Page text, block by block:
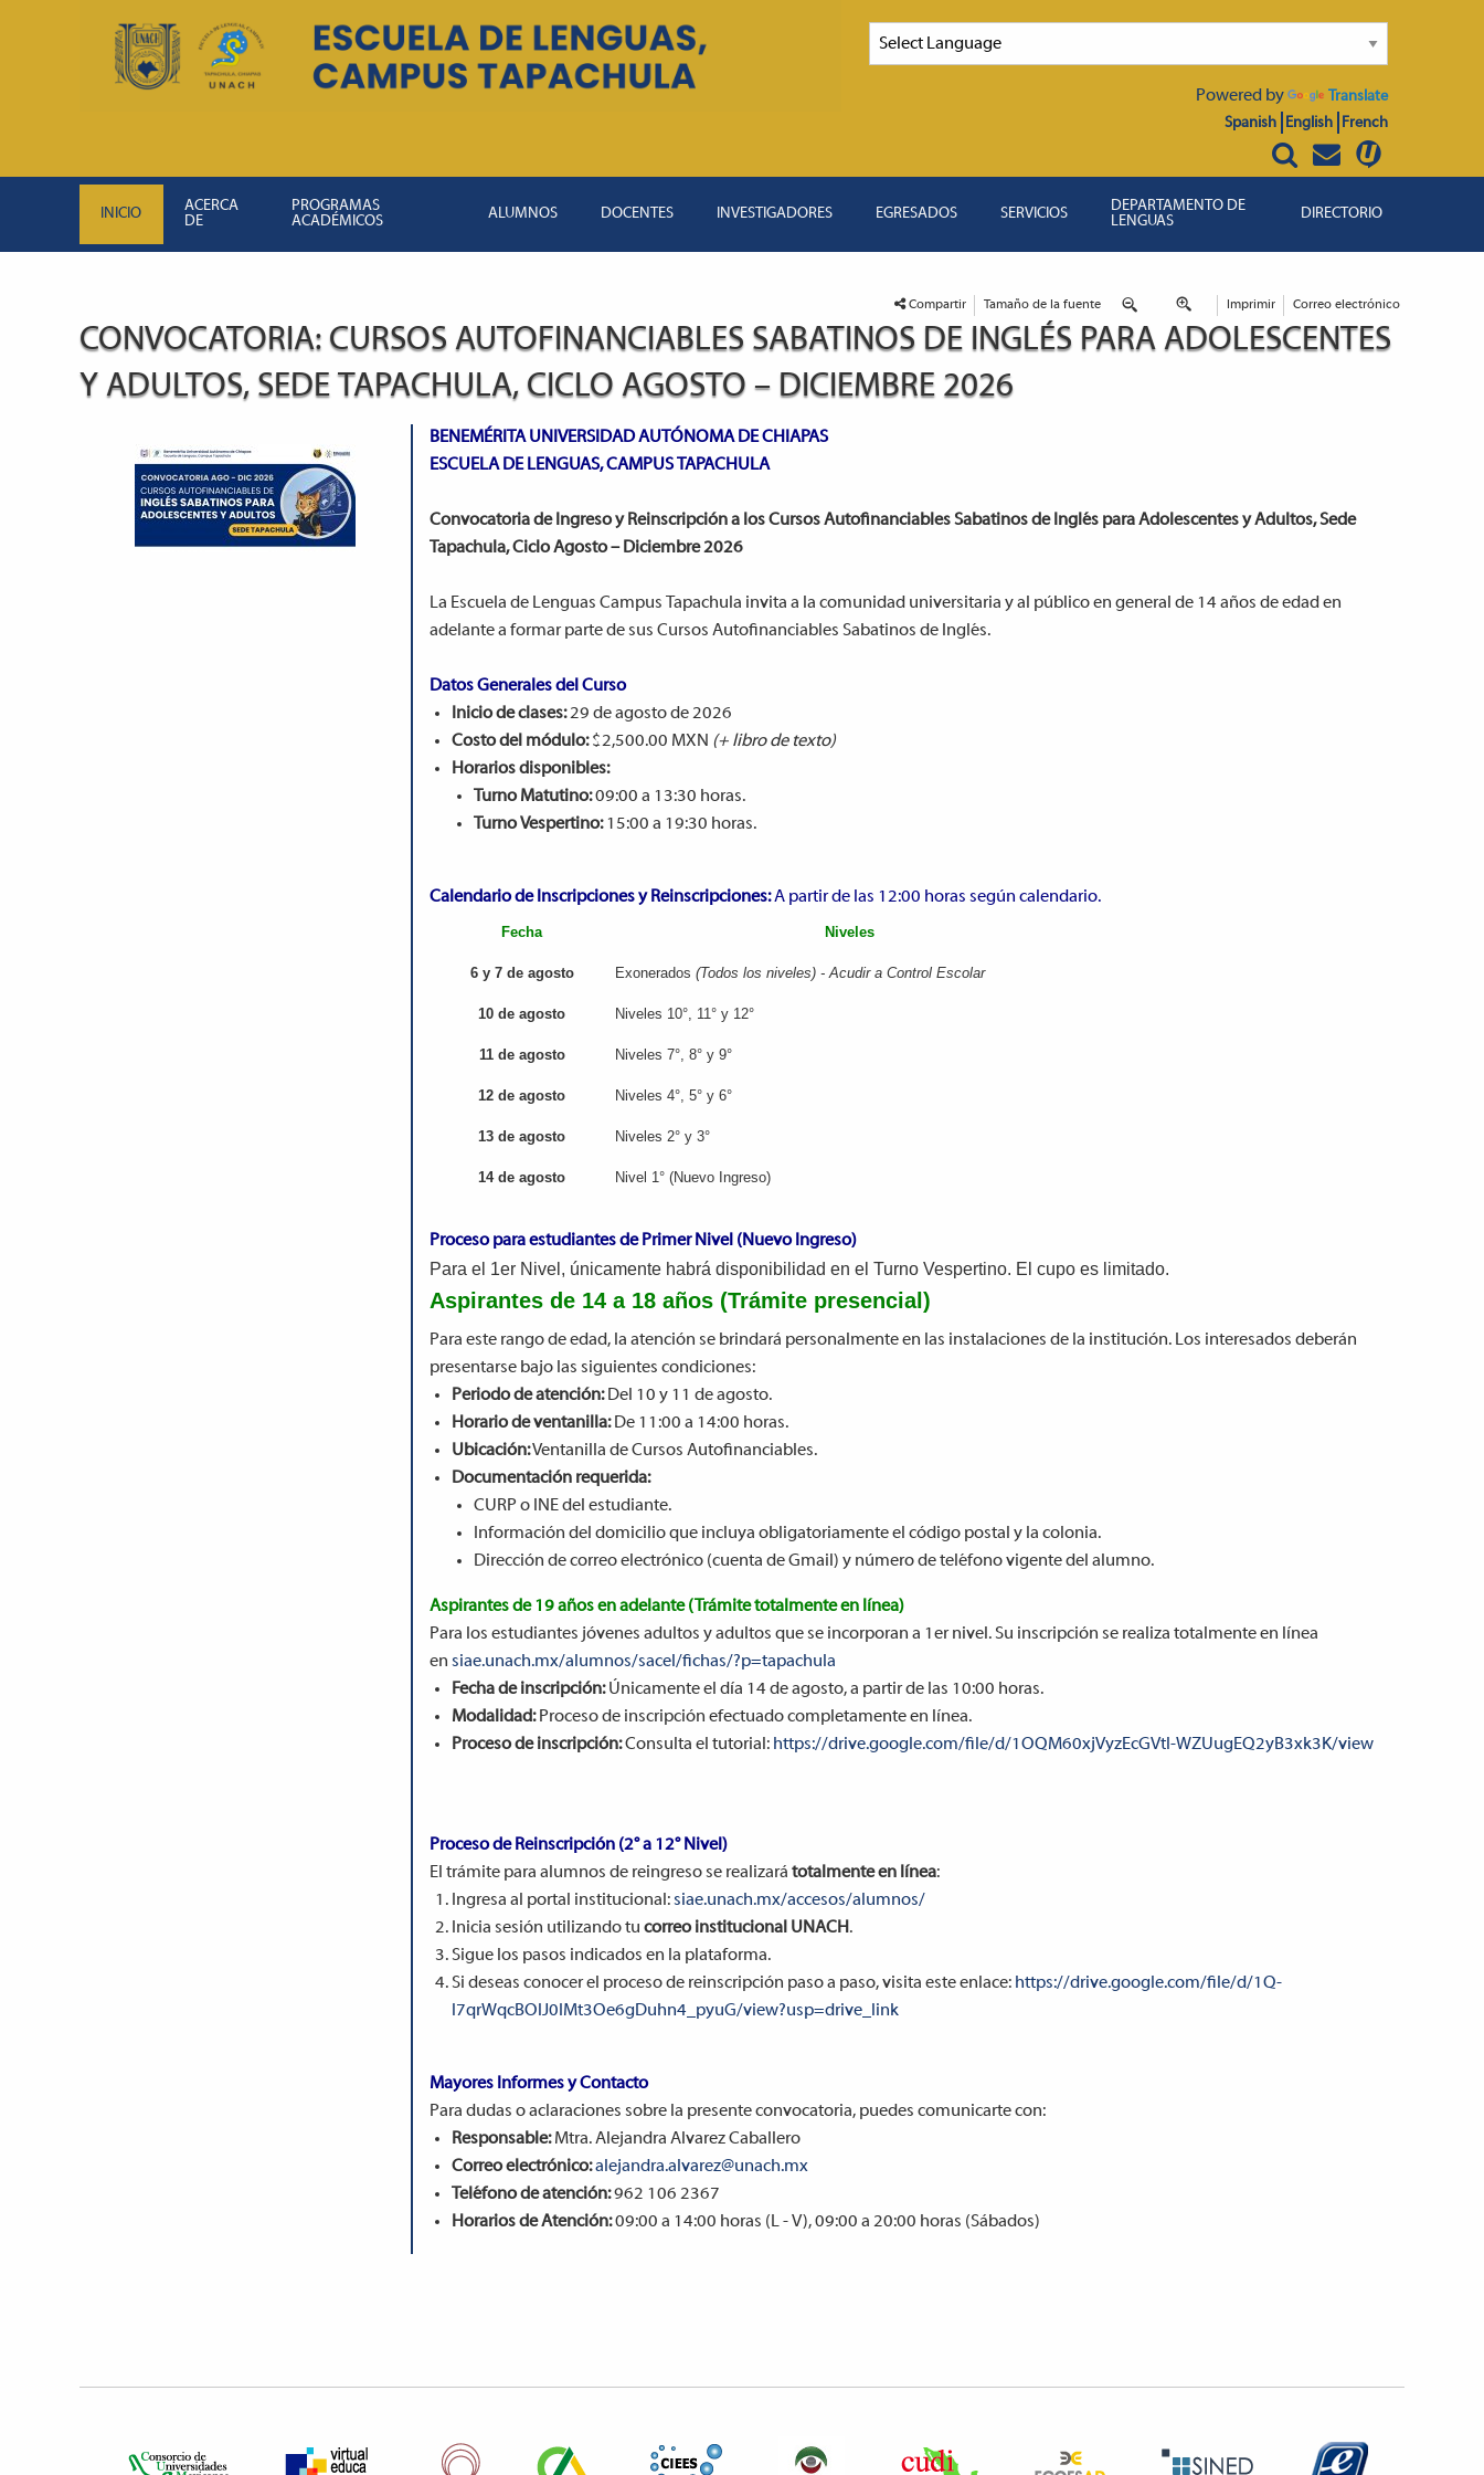
Powered by
Translate
Spanish
English French
INICIO
ACERCA
DE
PROGRAMAS
ACADÉMICOS
ALUMNOS DOCENTES INVESTIGADORES EGRESADOS SERVICIOS
DEPARTAMENTO DE
LENGUAS
DIRECTORIO
Compartir Tamaño de la fuente Imprimir Correo electrónico
CONVOCATORIA: CURSOS AUTOFINANCIABLES SABATINOS DE INGLÉS PARA ADOLESCENTES
Y ADULTOS, SEDE TAPACHULA, CICLO AGOSTO – DICIEMBRE 2026
BENEMÉRITA UNIVERSIDAD AUTÓNOMA DE CHIAPAS
ESCUELA DE LENGUAS, CAMPUS TAPACHULA
Convocatoria de Ingreso y Reinscripción a los Cursos Autofinanciables Sabatinos de Inglés para Adolescentes y Adultos, Sede
Tapachula, Ciclo Agosto – Diciembre 2026
La Escuela de Lenguas Campus Tapachula invita a la comunidad universitaria y al público en general de 14 años de edad en
adelante a formar parte de sus Cursos Autofinanciables Sabatinos de Inglés.
Datos Generales del Curso
Inicio de clases:29 de agosto de 2026
Costo del módulo:$2,500.00 MXN (+ libro de texto)
Horarios disponibles:
Turno Matutino:09:00 a 13:30 horas.
Turno Vespertino:15:00 a 19:30 horas.
Calendario de Inscripciones y Reinscripciones:A partir de las 12:00 horas según calendario.
Fecha Niveles
6 y 7 de agosto Exonerados (Todos los niveles) - Acudir a Control Escolar
10 de agosto Niveles 10°, 11° y 12°
11 de agosto Niveles 7°, 8° y 9°
12 de agosto Niveles 4°, 5° y 6°
13 de agosto Niveles 2° y 3°
14 de agosto Nivel 1° (Nuevo Ingreso)
Proceso para estudiantes de Primer Nivel (Nuevo Ingreso)
Para el 1er Nivel, únicamente habrá disponibilidad en el Turno Vespertino. El cupo es limitado.
Aspirantes de 14 a 18 años (Trámite presencial)
Para este rango de edad, la atención se brindará personalmente en las instalaciones de la institución. Los interesados deberán
presentarse bajo las siguientes condiciones:
Periodo de atención:Del 10 y 11 de agosto.
Horario de ventanilla:De 11:00 a 14:00 horas.
Ubicación:Ventanilla de Cursos Autofinanciables.
Documentación requerida:
CURP o INE del estudiante.
Información del domicilio que incluya obligatoriamente el código postal y la colonia.
Dirección de correo electrónico (cuenta de Gmail) y número de teléfono vigente del alumno.
Aspirantes de 19 años en adelante (Trámite totalmente en línea)
Para los estudiantes jóvenes adultos y adultos que se incorporan a 1er nivel. Su inscripción se realiza totalmente en línea
en siae.unach.mx/alumnos/sacel/fichas/?p=tapachula
Fecha de inscripción:Únicamente el día 14 de agosto, a partir de las 10:00 horas.
Modalidad:Proceso de inscripción efectuado completamente en línea.
Proceso de inscripción:Consulta el tutorial: https://drive.google.com/file/d/1OQM60xjVyzEcGVtl-WZUugEQ2yB3xk3K/view
Proceso de Reinscripción (2° a 12° Nivel)
El trámite para alumnos de reingreso se realizará totalmente en línea:
Ingresa al portal institucional: siae.unach.mx/accesos/alumnos/
Inicia sesión utilizando tu correo institucional UNACH .
Sigue los pasos indicados en la plataforma.
Si deseas conocer el proceso de reinscripción paso a paso, visita este enlace: https://drive.google.com/file/d/1Q-
l7qrWqcBOlJ0IMt3Oe6gDuhn4_pyuG/view?usp=drive_link
Mayores Informes y Contacto
Para dudas o aclaraciones sobre la presente convocatoria, puedes comunicarte con:
Responsable:Mtra. Alejandra Alvarez Caballero
Correo electrónico: alejandra.alvarez@unach.mx
Teléfono de atención:962 106 2367
Horarios de Atención:09:00 a 14:00 horas (L - V), 09:00 a 20:00 horas (Sábados)